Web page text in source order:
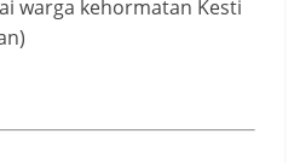
warga kehormatan Kesti